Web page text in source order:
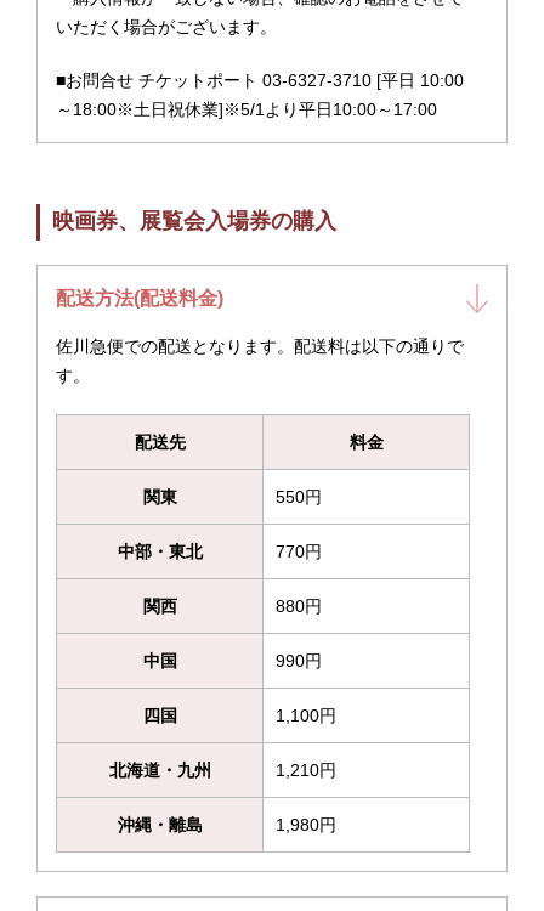
いただく場合がございます。
■お問合せ チケットポート 03-6327-3710 [平日 10:00
～18:00※土日祝休業]※5/1より平日10:00～17:00
映画券、展覧会入場券の購入
配送方法(配送料金)
佐川急便での配送となります。配送料は以下の通りで
す。
配送先 料金
関東 550円
中部・東北 770円
関西 880円
中国 990円
四国 1,100円
北海道・九州 1,210円
沖縄・離島 1,980円